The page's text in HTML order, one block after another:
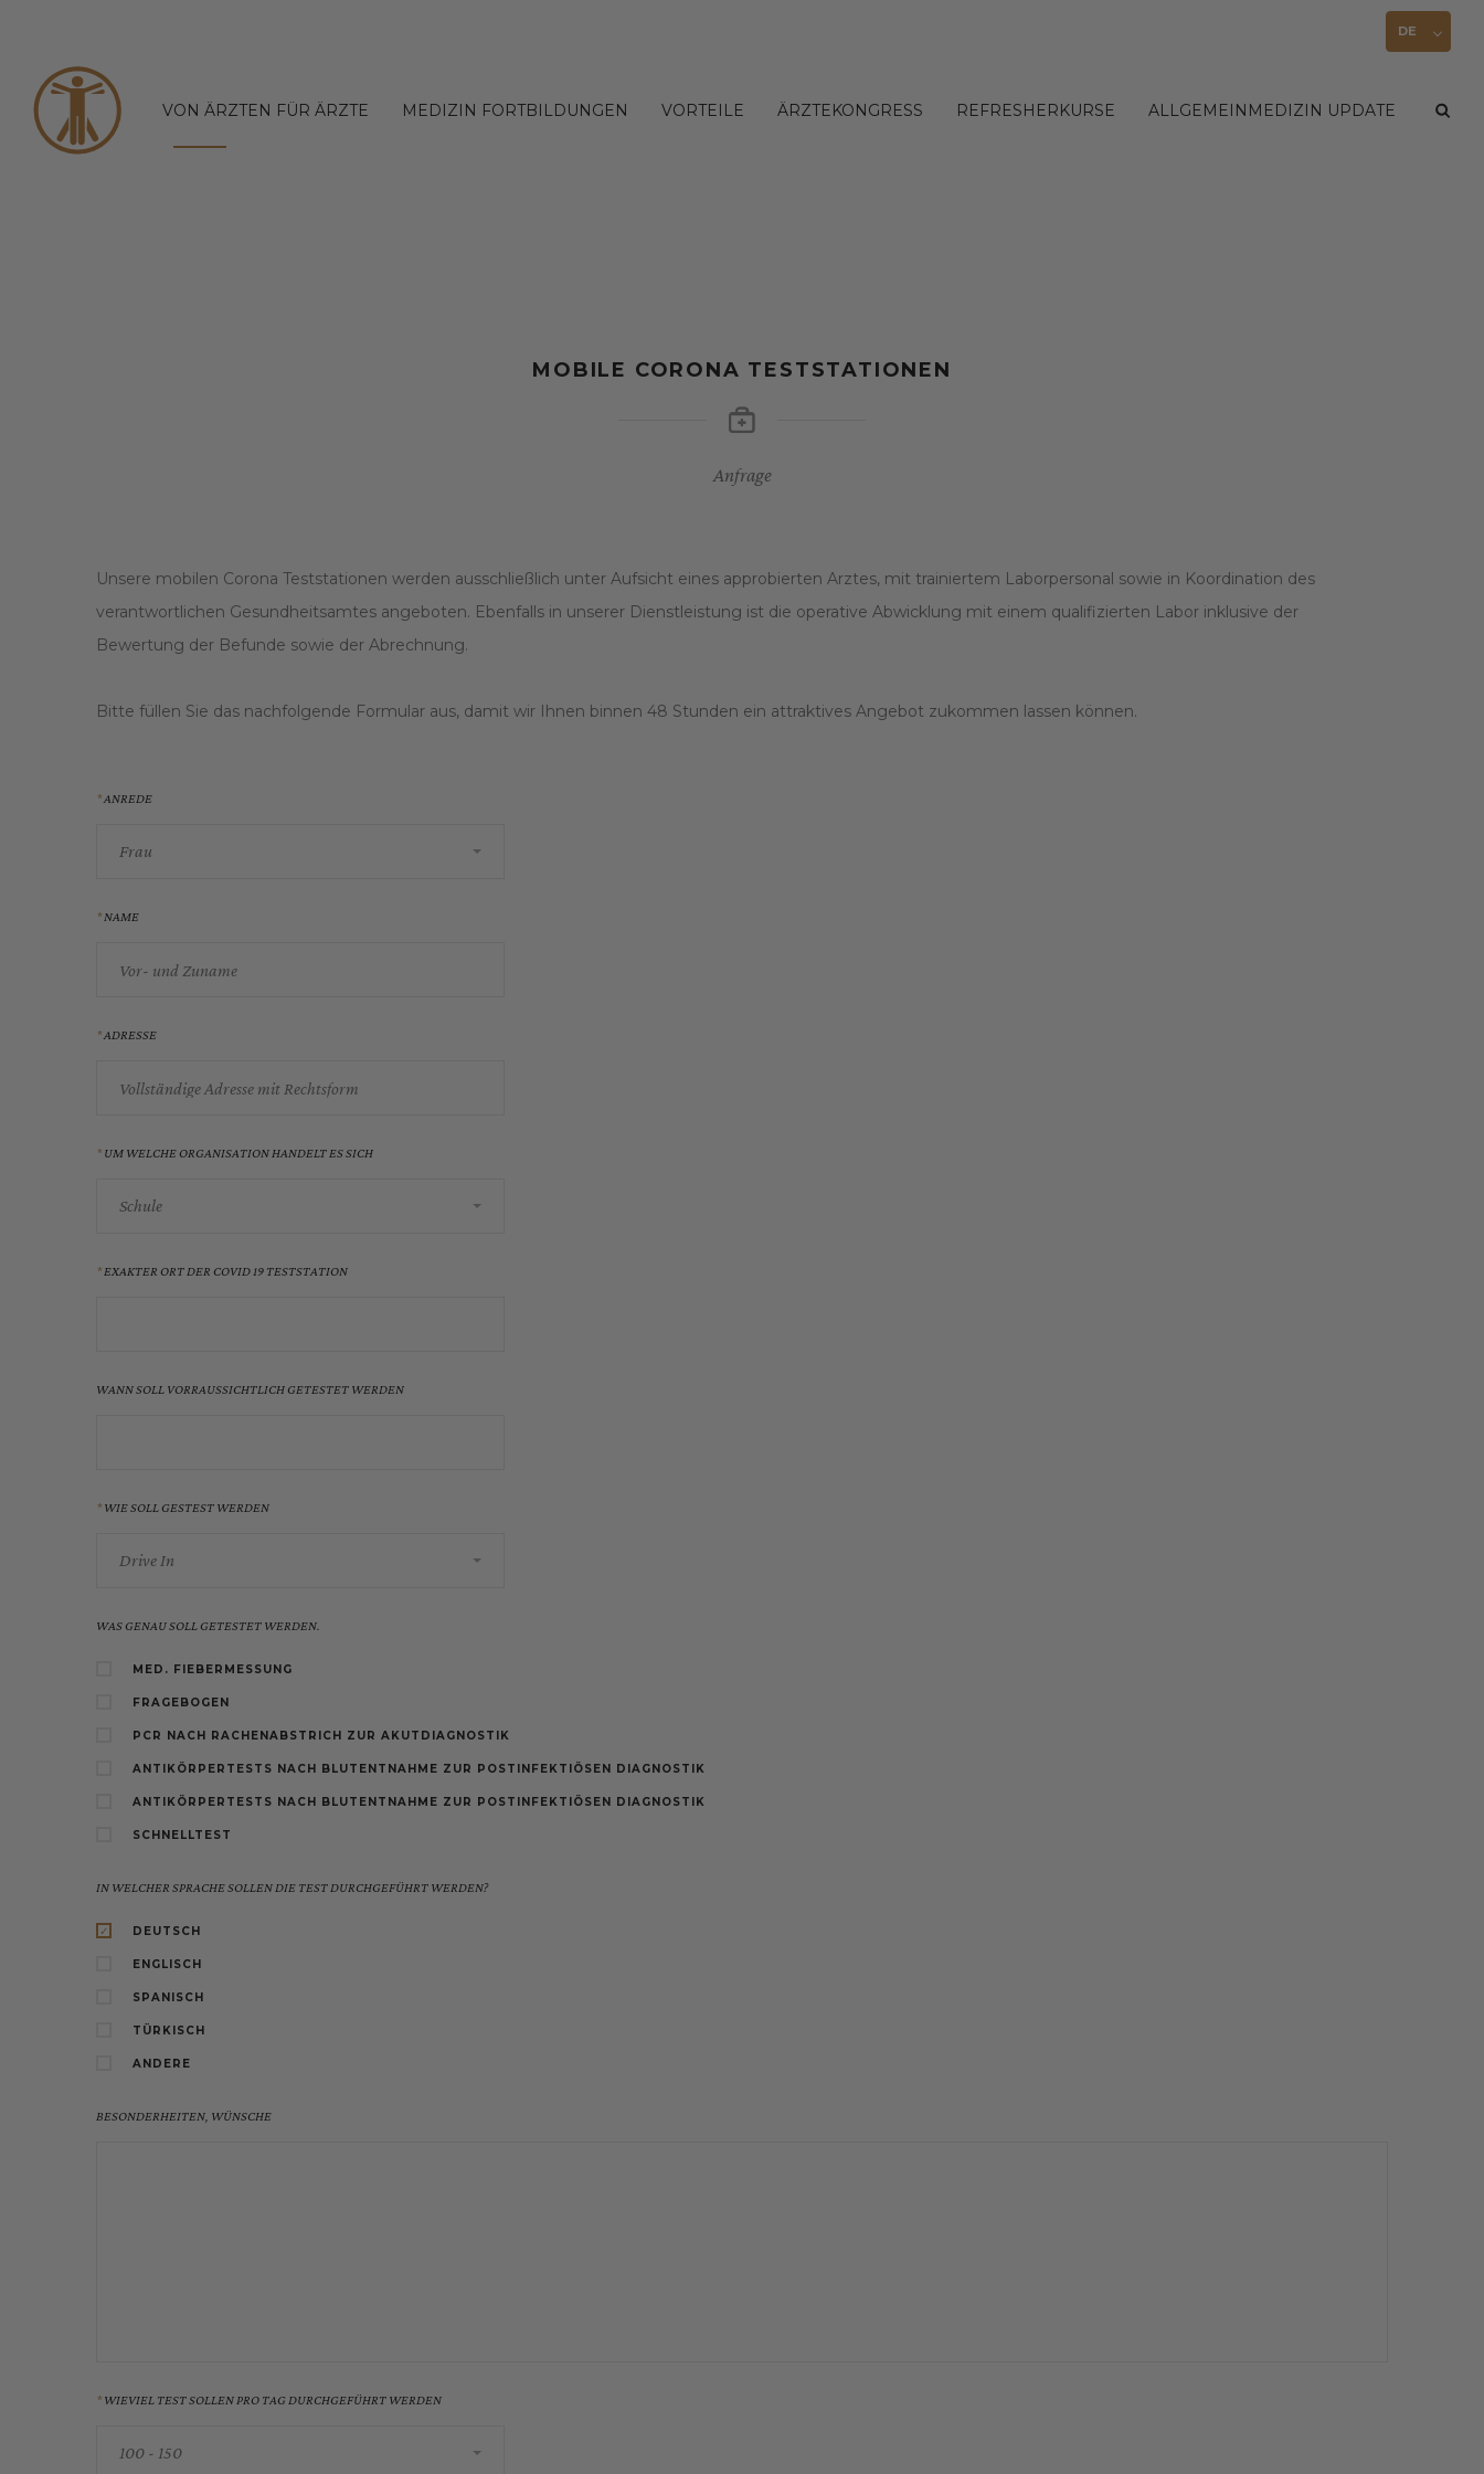
VON ÄRZTEN FÜR ÄRZTE MEDIZIN FORTBILDUNGEN VORTEILE ÄRZTEKONGRESS REFRESHERKURSE ALLGEMEINMEDIZIN UPDATE
DE
MOBILE CORONA TESTSTATIONEN
Anfrage
Unsere mobilen Corona Teststationen werden ausschließlich unter Aufsicht eines approbierten Arztes, mit trainiertem Laborpersonal sowie in Koordination des
verantwortlichen Gesundheitsamtes angeboten. Ebenfalls in unserer Dienstleistung ist die operative Abwicklung mit einem qualifizierten Labor inklusive der
Bewertung der Befunde sowie der Abrechnung.
Bitte füllen Sie das nachfolgende Formular aus, damit wir Ihnen binnen 48 Stunden ein attraktives Angebot zukommen lassen können.
ANREDE
Frau
NAME
ADRESSE
UM WELCHE ORGANISATION HANDELT ES SICH
Schule
EXAKTER ORT DER COVID 19 TESTSTATION
WANN SOLL VORRAUSSICHTLICH GETESTET WERDEN
WIE SOLL GESTEST WERDEN
Drive In
WAS GENAU SOLL GETESTET WERDEN.
MED. FIEBERMESSUNG
FRAGEBOGEN
PCR NACH RACHENABSTRICH ZUR AKUTDIAGNOSTIK
ANTIKÖRPERTESTS NACH BLUTENTNAHME ZUR POSTINFEKTIÖSEN DIAGNOSTIK
ANTIKÖRPERTESTS NACH BLUTENTNAHME ZUR POSTINFEKTIÖSEN DIAGNOSTIK
SCHNELLTEST
IN WELCHER SPRACHE SOLLEN DIE TEST DURCHGEFÜHRT WERDEN?
DEUTSCH
ENGLISCH
SPANISCH
TÜRKISCH
ANDERE
BESONDERHEITEN, WÜNSCHE
WIEVIEL TEST SOLLEN PRO TAG DURCHGEFÜHRT WERDEN
100 - 150